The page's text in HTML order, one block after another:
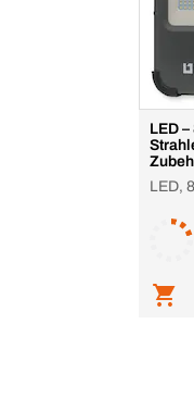
LED
LED,